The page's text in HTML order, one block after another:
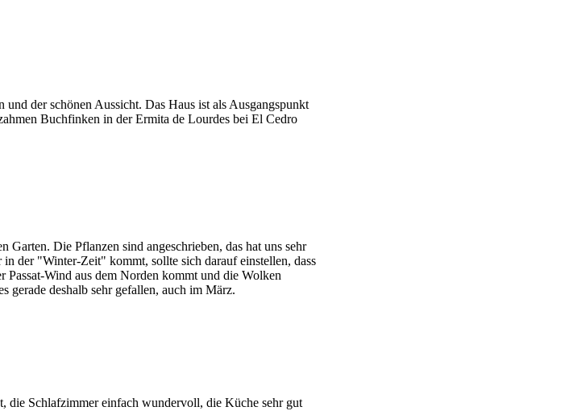
der schönen Aussicht. Das Haus ist als Ausgangspunkt
Buchfinken in der Ermita de Lourdes bei El Cedro
Garten. Die Pflanzen sind angeschrieben, das hat uns sehr
der "Winter-Zeit" kommt, sollte sich darauf einstellen, dass
Wind aus dem Norden kommt und die Wolken
gerade deshalb sehr gefallen, auch im März.
die Schlafzimmer einfach wundervoll, die Küche sehr gut